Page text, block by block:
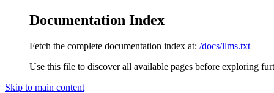
Documentation Index
Fetch the complete documentation index at: /docs/llms.txt
Use this file to discover all available pages before exploring
Skip to main content